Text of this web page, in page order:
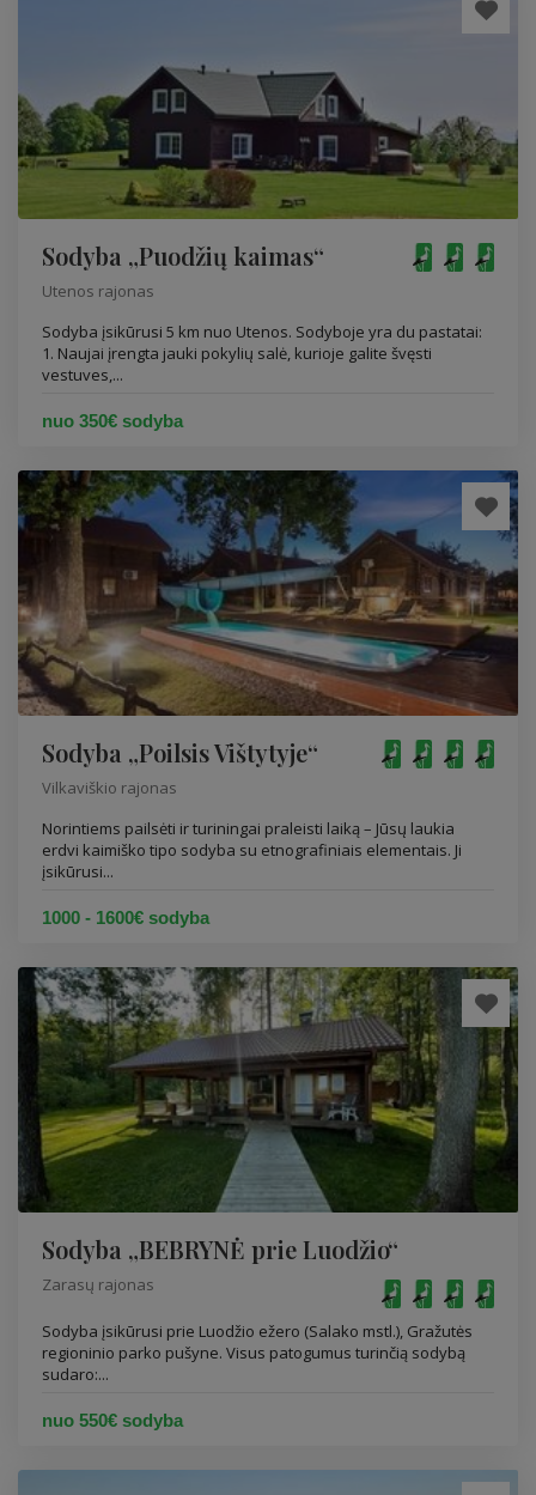
Sodyba „Puodžių kaimas“
Utenos rajonas
Sodyba įsikūrusi 5 km nuo Utenos. Sodyboje yra du pastatai:
1. Naujai įrengta jauki pokylių salė, kurioje galite švęsti
vestuves,...
nuo 350€ sodyba
Sodyba „Poilsis Vištytyje“
Vilkaviškio rajonas
Norintiems pailsėti ir turiningai praleisti laiką – Jūsų laukia
erdvi kaimiško tipo sodyba su etnografiniais elementais. Ji
įsikūrusi...
1000 - 1600€ sodyba
Sodyba „BEBRYNĖ prie Luodžio“
Zarasų rajonas
Sodyba įsikūrusi prie Luodžio ežero (Salako mstl.), Gražutės
regioninio parko pušyne. Visus patogumus turinčią sodybą
sudaro:...
nuo 550€ sodyba